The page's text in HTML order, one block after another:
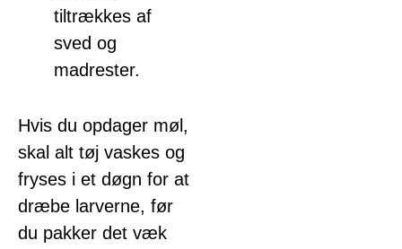
tiltrækkes af
sved og
madrester.
Hvis du opdager møl,
skal alt tøj vaskes og
fryses i et døgn for at
dræbe larverne, før
du pakker det væk